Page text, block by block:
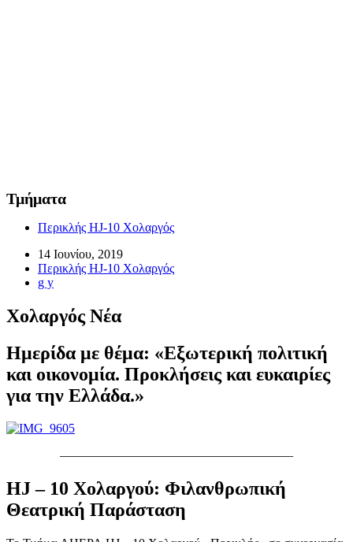
Τμήματα
Περικλής HJ-10 Χολαργός
14 Ιουνίου, 2019
Περικλής HJ-10 Χολαργός
g y
Χολαργός Νέα
Hμερίδα με θέμα: «Εξωτερική πολιτική
και οικονομία. Προκλήσεις και ευκαιρίες
για την Ελλάδα.»
——————————————————–
HJ – 10 Χολαργού: Φιλανθρωπική
Θεατρική Παράσταση